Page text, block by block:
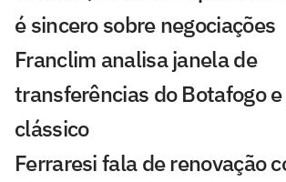
é sincero sobre negociações
Franclim analisa janela de
transferências do Botafogo
clássico
Ferraresi fala de renovação